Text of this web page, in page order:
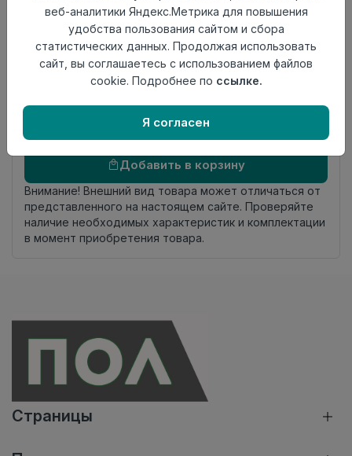
Толщина
8
Поверхность матовая
Страна
происхождения
Россия
комплекта
Осталось64 упак
Добавить в корзину
Внимание! Внешний вид товара может отличаться от
представленного на настоящем сайте. Проверяйте
наличие необходимых характеристик и комплектации
в момент приобретения товара.
Страницы
веб-аналитики Яндекс.Метрика для повышения
удобства пользования сайтом и сбора
статистических данных. Продолжая использовать
сайт, вы соглашаетесь с использованием файлов
cookie. Подробнее по ссылке.
Я согласен